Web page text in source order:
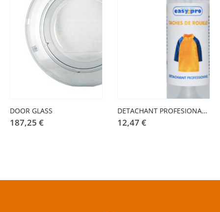
DOOR GLASS
187,25 €
DETACHANT PROFESIONAL MANCHAS DE ÓXIDO 100 ML
12,47 €